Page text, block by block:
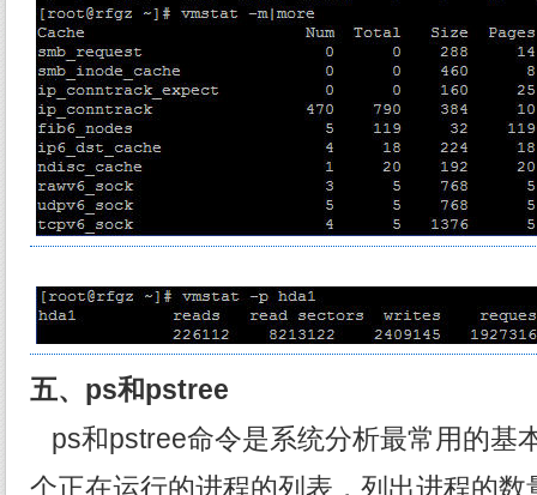
五、ps和pstree
ps和pstree命令是系统分析最常用的基
个正在运行的进程的列表，列出进程的